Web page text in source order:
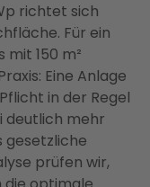
richtet sich
Für ein
mit 150 m²
Eine Anlage
in der Regel
deutlich mehr
gesetzliche
prüfen wir,